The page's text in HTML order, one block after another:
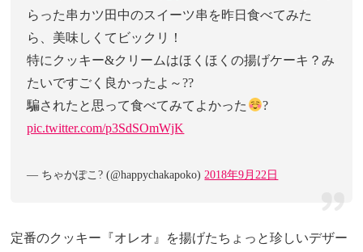
らった串カツ田中のスイーツ串を昨日食べてみた
ら、美味しくてビックリ！
特にクッキー&クリームはほくほくの揚げケーキ？み
たいですごく良かったよ～??
騙されたと思って食べてみてよかった
?
pic.twitter.com/p3SdSOmWjK
— ちゃかぽこ? (@happychakapoko) 2018年9月22日
定番のクッキー『オレオ』を揚げたちょっと珍しいデザー